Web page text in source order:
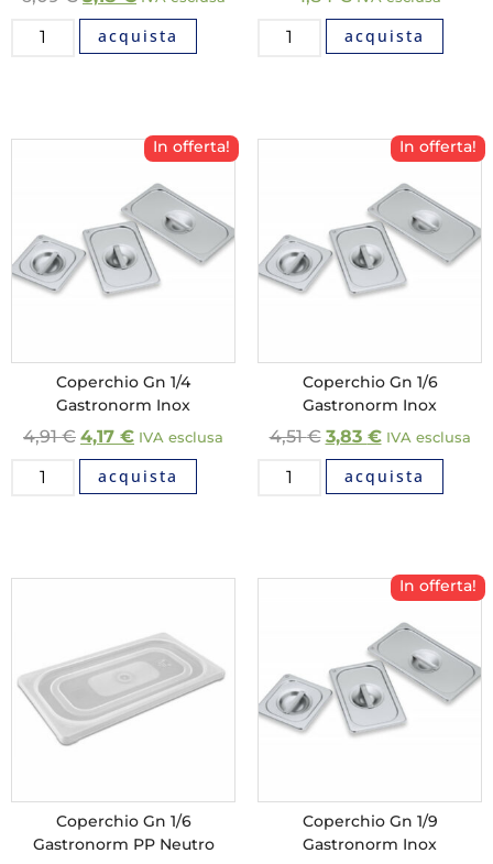
acquista acquista
In offerta!
Coperchio Gn 1/4
Gastronorm Inox
4,91€ 4,17 € IVA esclusa
acquista
In offerta!
Coperchio Gn 1/6
Gastronorm Inox
4,51€ 3,83 € IVA esclusa
acquista
Coperchio Gn 1/6
Gastronorm PP Neutro
In offerta!
Coperchio Gn 1/9
Gastronorm Inox